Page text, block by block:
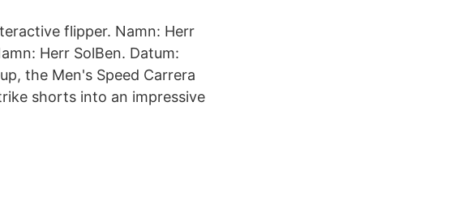
flipper. Namn: Herr
Herr SolBen. Datum:
the Men's Speed Carrera
shorts into an impressive